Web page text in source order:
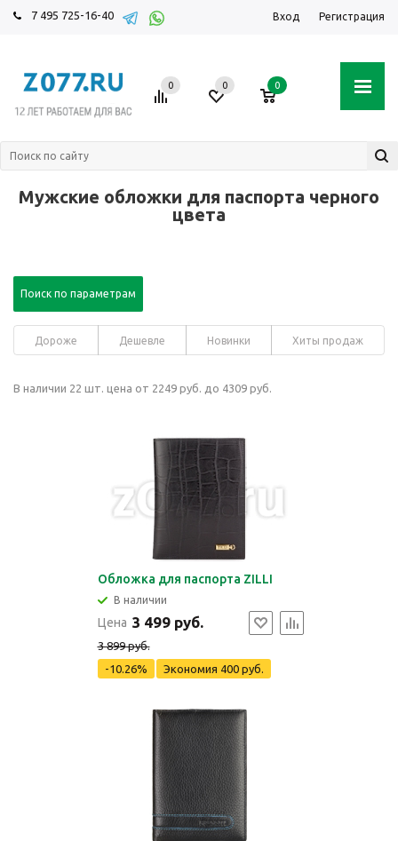
7 495 725-16-40 Вход Регистрация
0 0 0
Мужские обложки для паспорта черного
цвета
Поиск по параметрам
Дороже Дешевле Новинки Хиты продаж
В наличии 22 шт. цена от 2249 руб. до 4309 руб.
Обложка для паспорта ZILLI
В наличии
Цена 3 499 руб.
3 899 руб.
-10.26%
Экономия 400 руб.